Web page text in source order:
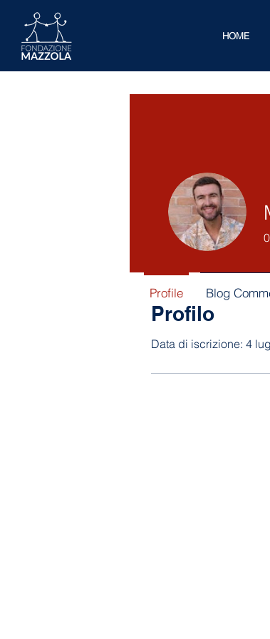
HOME
Profilo
Data di iscrizione: 4
0
Profile Blog